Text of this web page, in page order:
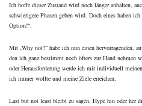
Ich hoffe dieser Zustand wird noch länger anhalten,
schwierigere Phasen geben wird. Doch eines haben
Option!“.
Mit „Why not?“ habe ich nun einen hervorragenden,
den ich ganz bestimmt noch öfters zur Hand nehmen
oder Herausforderung werde ich mir individuell
ich immer wollte und meine Ziele erreichen.
Last but not least bleibt zu sagen, Hype hin oder her